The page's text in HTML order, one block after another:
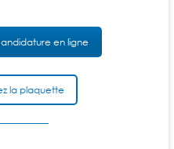
en ligne
la plaquette